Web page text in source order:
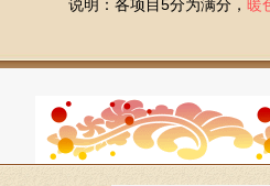
说明：各项目5分为满分， 暖